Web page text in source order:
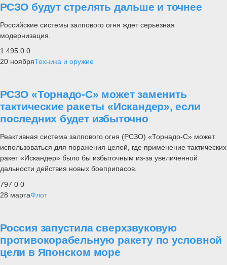
РСЗО будут стрелять дальше и точнее
Российские системы залпового огня ждет серьезная
модернизация.
1 495 0 0
20 ноябряТехника и оружие
РСЗО «Торнадо-С» может заменить
тактические ракеты «Искандер», если
последних будет избыточно
Реактивная система залпового огня (РСЗО) «Торнадо-С» может
использоваться для поражения целей, где применение тактических
ракет «Искандер» было бы избыточным из-за увеличенной
дальности действия новых боеприпасов.
797 0 0
28 мартаФлот
Россия запустила сверхзвуковую
противокорабельную ракету по условной
цели в Японском море